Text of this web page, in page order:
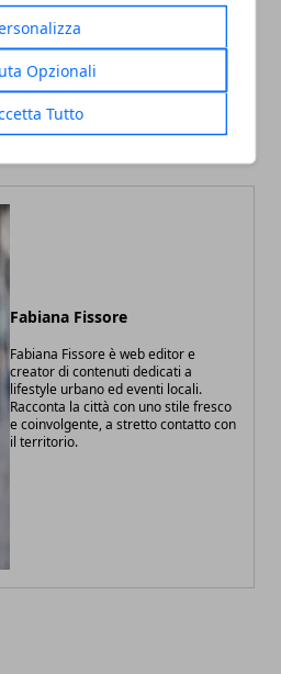
Opzionali
Tutto
Bologna premiata per la
storici
Fabiana Fissore
Fabiana Fissore è web editor e
creator di contenuti dedicati a
lifestyle urbano ed eventi locali.
Racconta la città con uno stile fresco
e coinvolgente, a stretto contatto con
il territorio.